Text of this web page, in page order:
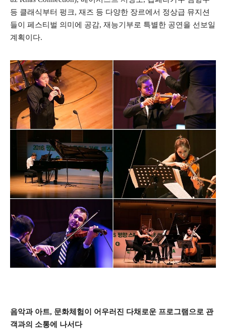
등 클래식부터 펑크, 재즈 등 다양한 장르에서 정상급 뮤지션
들이 페스티벌 의미에 공감, 재능기부로 특별한 공연을 선보일
계획이다.
음악과 아트, 문화체험이 어우러진 다채로운 프로그램으로 관
객과의 소통에 나서다